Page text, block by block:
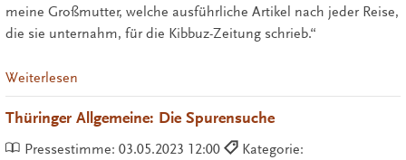
meine Großmutter, welche ausführliche Artikel nach jeder Reise,
die sie unternahm, für die Kibbuz-Zeitung schrieb.“
Weiterlesen
Thüringer Allgemeine: Die Spurensuche
Pressestimme: 03.05.2023 12:00
Kategorie: